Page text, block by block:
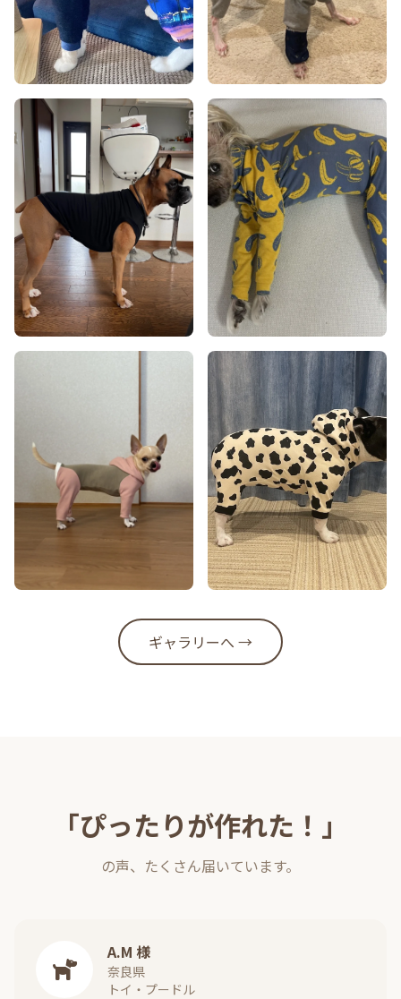
ギャラリーへ →
「ぴったりが作れた！」
の声、たくさん届いています。
A.M 様
奈良県
トイ・プードル